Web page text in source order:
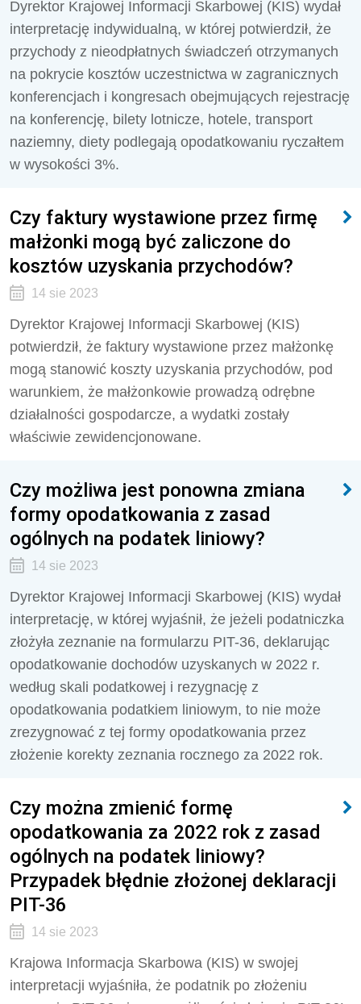
Dyrektor Krajowej Informacji Skarbowej (KIS) wydał
interpretację indywidualną, w której potwierdził, że
przychody z nieodpłatnych świadczeń otrzymanych
na pokrycie kosztów uczestnictwa w zagranicznych
konferencjach i kongresach obejmujących rejestrację
na konferencję, bilety lotnicze, hotele, transport
naziemny, diety podlegają opodatkowaniu ryczałtem
w wysokości 3%.
Czy faktury wystawione przez firmę
małżonki mogą być zaliczone do
kosztów uzyskania przychodów?
14 sie 2023
Dyrektor Krajowej Informacji Skarbowej (KIS)
potwierdził, że faktury wystawione przez małżonkę
mogą stanowić koszty uzyskania przychodów, pod
warunkiem, że małżonkowie prowadzą odrębne
działalności gospodarcze, a wydatki zostały
właściwie zewidencjonowane.
Czy możliwa jest ponowna zmiana
formy opodatkowania z zasad
ogólnych na podatek liniowy?
14 sie 2023
Dyrektor Krajowej Informacji Skarbowej (KIS) wydał
interpretację, w której wyjaśnił, że jeżeli podatniczka
złożyła zeznanie na formularzu PIT-36, deklarując
opodatkowanie dochodów uzyskanych w 2022 r.
według skali podatkowej i rezygnację z
opodatkowania podatkiem liniowym, to nie może
zrezygnować z tej formy opodatkowania przez
złożenie korekty zeznania rocznego za 2022 rok.
Czy można zmienić formę
opodatkowania za 2022 rok z zasad
ogólnych na podatek liniowy?
Przypadek błędnie złożonej deklaracji
PIT-36
14 sie 2023
Krajowa Informacja Skarbowa (KIS) w swojej
interpretacji wyjaśniła, że podatnik po złożeniu